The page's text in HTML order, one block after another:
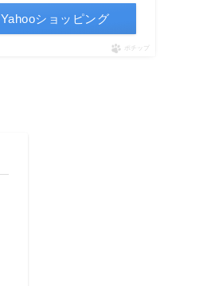
Yahooショッピング
ポチップ